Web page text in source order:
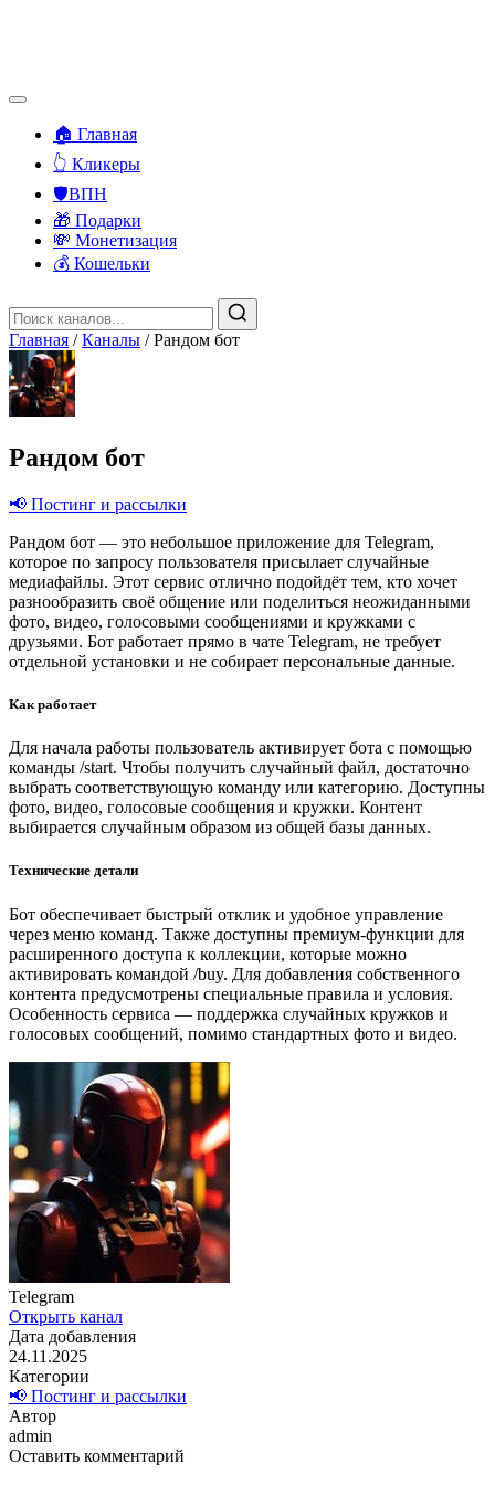
🏠 Главная
👆 Кликеры
🛡️ВПН
🎁 Подарки
💸 Монетизация
💰 Кошельки
Главная / Каналы / Рандом бот
Рандом бот
📢 Постинг и рассылки
Рандом бот — это небольшое приложение для Telegram,
которое по запросу пользователя присылает случайные
медиафайлы. Этот сервис отлично подойдёт тем, кто хочет
разнообразить своё общение или поделиться неожиданными
фото, видео, голосовыми сообщениями и кружками с
друзьями. Бот работает прямо в чате Telegram, не требует
отдельной установки и не собирает персональные данные.
Как работает
Для начала работы пользователь активирует бота с помощью
команды /start. Чтобы получить случайный файл, достаточно
выбрать соответствующую команду или категорию. Доступны
фото, видео, голосовые сообщения и кружки. Контент
выбирается случайным образом из общей базы данных.
Технические детали
Бот обеспечивает быстрый отклик и удобное управление
через меню команд. Также доступны премиум-функции для
расширенного доступа к коллекции, которые можно
активировать командой /buy. Для добавления собственного
контента предусмотрены специальные правила и условия.
Особенность сервиса — поддержка случайных кружков и
голосовых сообщений, помимо стандартных фото и видео.
Telegram
Открыть канал
Дата добавления
24.11.2025
Категории
📢 Постинг и рассылки
Автор
admin
Оставить комментарий